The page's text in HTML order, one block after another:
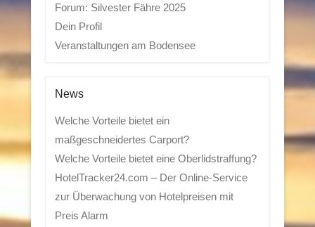
Forum: Silvester Fähre 2025
Dein Profil
Veranstaltungen am Bodensee
News
Welche Vorteile bietet ein
maßgeschneidertes Carport?
Welche Vorteile bietet eine Oberlidstraffung?
HotelTracker24.com – Der Online-Service
zur Überwachung von Hotelpreisen mit
Preis Alarm